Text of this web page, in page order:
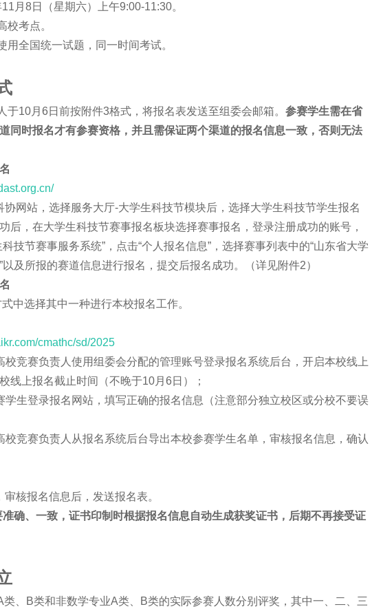
8日（星期六）上午9:00-11:30。
考点。
全国统一试题，同一时间考试。
10月6日前按附件3格式，将报名表发送至组委会邮箱。 参赛学生需在省
同时报名才有参赛资格，并且需保证两个渠道的报名信息一致，否则无法
网站，选择服务大厅-大学生科技节模块后，选择大学生科技节学生报名
后，在大学生科技节赛事报名板块选择赛事报名，登录注册成功的账号，
技节赛事服务系统”，点击“个人报名信息”，选择赛事列表中的“山东省大学
及所报的赛道信息进行报名，提交后报名成功。（详见附件2）
中选择其中一种进行本校报名工作。
cmathc/sd/2025
竞赛负责人使用组委会分配的管理账号登录报名系统后台，开启本校线上
线上报名截止时间（不晚于10月6日）；
生登录报名网站，填写正确的报名信息（注意部分独立校区或分校不要误
竞赛负责人从报名系统后台导出本校参赛学生名单，审核报名信息，确认
核报名信息后，发送报名表。
确、一致，证书印制时根据报名信息自动生成获奖证书，后期不再接受证
、B类和非数学专业A类、B类的实际参赛人数分别评奖，其中一、二、三